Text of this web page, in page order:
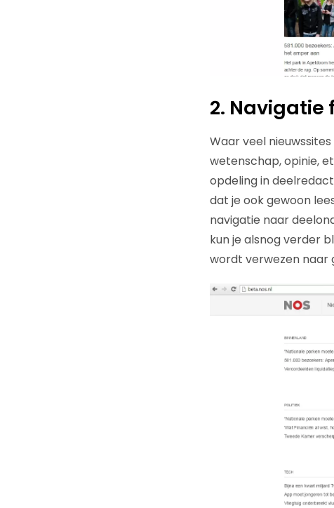
2. Navigatie
Waar veel
wetenschap, opinie,
opdeling in
dat je ook gewoon
navigatie naar
kun je alsnog verder
wordt verwezen naar